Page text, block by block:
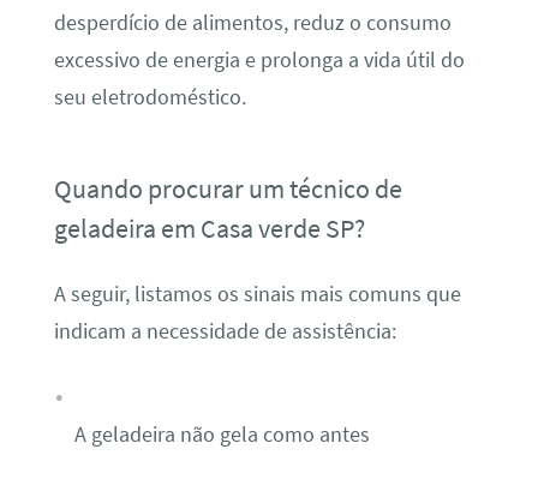
desperdício de alimentos, reduz o consumo
excessivo de energia e prolonga a vida útil do
seu eletrodoméstico.
Quando procurar um técnico de
geladeira em Casa verde SP?
A seguir, listamos os sinais mais comuns que
indicam a necessidade de assistência:
A geladeira não gela como antes